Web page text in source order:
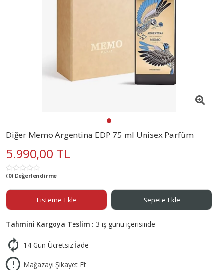
Diğer Memo Argentina EDP 75 ml Unisex Parfüm
5.990,00 TL
(0) Değerlendirme
Listeme Ekle Sepete Ekle
Tahmini Kargoya Teslim : 3 iş günü içerisinde
14 Gün Ücretsiz İade
Mağazayı Şikayet Et